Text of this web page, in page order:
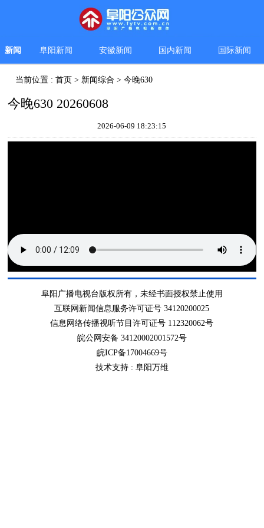
新闻 阜阳新闻 安徽新闻 国内新闻 国际新闻
当前位置 :首页 > 新闻综合 >今晚630
今晚630 20260608
2026-06-09 18:23:15
阜阳广播电视台版权所有，未经书面授权禁止使用
互联网新闻信息服务许可证号 34120200025
信息网络传播视听节目许可证号 112320062号
皖公网安备 34120002001572号
皖ICP备17004669号
技术支持 : 阜阳万维